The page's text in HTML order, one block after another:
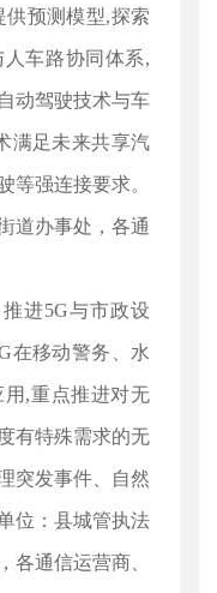
供预测模型,探索
车路协同体系,
动驾驶技术与车
满足未来共享汽
等强连接要求。
道办事处，各通
进5G与市政设
在移动警务、水
,重点推进对无
有特殊需求的无
突发事件、自然
位：县城管执法
各通信运营商、